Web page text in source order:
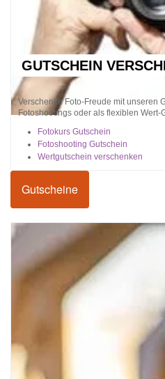
GUTSCHEIN
Verschenke Foto-Freude mit unseren
Fotoshootings oder als flexiblen Wert-
Fotokurs Gutschein
Fotoshooting Gutschein
Wertgutschein verschenken
Gutscheine